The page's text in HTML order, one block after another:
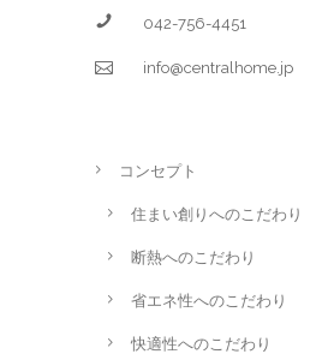
042-756-4451
info@centralhome.jp
コンセプト
住まい創りへのこだわり
断熱へのこだわり
省エネ性へのこだわり
快適性へのこだわり